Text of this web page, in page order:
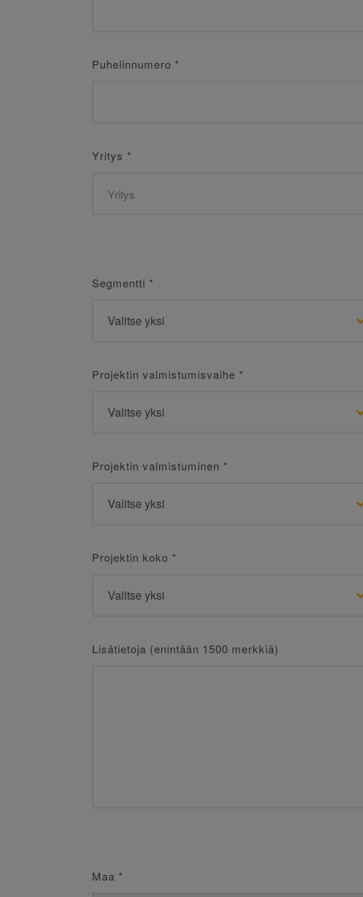
Puhelinnumero *
Yritys *
Segmentti *
Projektin valmistumisvaihe *
Projektin valmistuminen *
Projektin koko *
Lisätietoja (enintään 1500 merkkiä)
Maa *